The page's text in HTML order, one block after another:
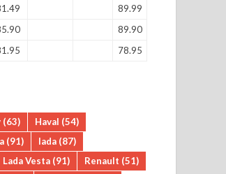
89.99
89.90
78.95
(63) Haval (54)
(91) lada (87)
Lada Vesta (91) Renault (51)